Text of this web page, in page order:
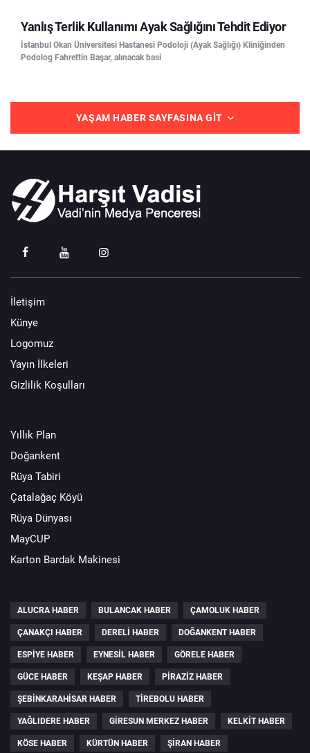
Yanlış Terlik Kullanımı Ayak Sağlığını Tehdit Ediyor
İstanbul Okan Üniversitesi Hastanesi Podoloji (Ayak Sağlığı) Kliniğinden
Podolog Fahrettin Başar, alınacak basi
YAŞAM HABER SAYFASINA GIT
İletişim
Künye
Logomuz
Yayın İlkeleri
Gizlilik Koşulları
Yıllık Plan
Doğankent
Rüya Tabiri
Çatalağaç Köyü
Rüya Dünyası
MayCUP
Karton Bardak Makinesi
ALUCRA HABER BULANCAK HABER ÇAMOLUK HABER
ÇANAKÇI HABER DERELI HABER DOĞANKENT HABER
ESPIYE HABER EYNESIL HABER GÖRELE HABER
GÜCE HABER KEŞAP HABER PIRAZIZ HABER
ŞEBINKARAHISAR HABER TIREBOLU HABER
YAĞLIDERE HABER GIRESUN MERKEZ HABER KELKIT HABER
KÖSE HABER KÜRTÜN HABER ŞIRAN HABER